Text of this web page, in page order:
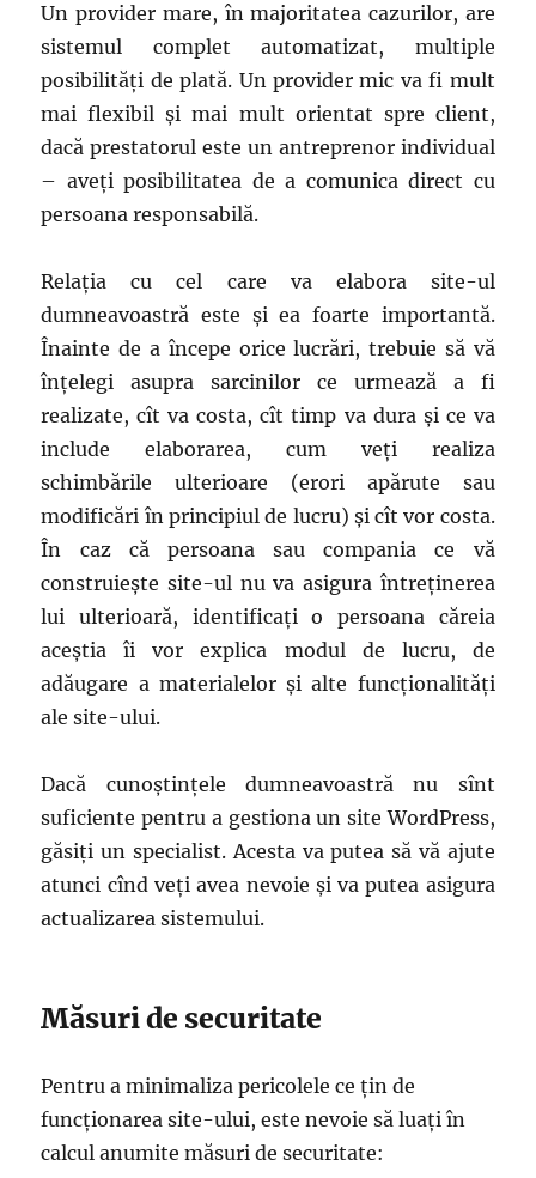
Un provider mare, în majoritatea cazurilor, are
sistemul complet automatizat, multiple
posibilități de plată. Un provider mic va fi mult
mai flexibil și mai mult orientat spre client,
dacă prestatorul este un antreprenor individual
– aveți posibilitatea de a comunica direct cu
persoana responsabilă.
Relația cu cel care va elabora site-ul
dumneavoastră este și ea foarte importantă.
Înainte de a începe orice lucrări, trebuie să vă
înțelegi asupra sarcinilor ce urmează a fi
realizate, cît va costa, cît timp va dura și ce va
include elaborarea, cum veți realiza
schimbările ulterioare (erori apărute sau
modificări în principiul de lucru) și cît vor costa.
În caz că persoana sau compania ce vă
construiește site-ul nu va asigura întreținerea
lui ulterioară, identificați o persoana căreia
aceștia îi vor explica modul de lucru, de
adăugare a materialelor și alte funcționalități
ale site-ului.
Dacă cunoștințele dumneavoastră nu sînt
suficiente pentru a gestiona un site WordPress,
găsiți un specialist. Acesta va putea să vă ajute
atunci cînd veți avea nevoie și va putea asigura
actualizarea sistemului.
Măsuri de securitate
Pentru a minimaliza pericolele ce țin de
funcționarea site-ului, este nevoie să luați în
calcul anumite măsuri de securitate: